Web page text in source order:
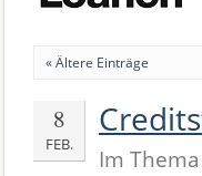
« Ältere Einträge
8
FEB. Im